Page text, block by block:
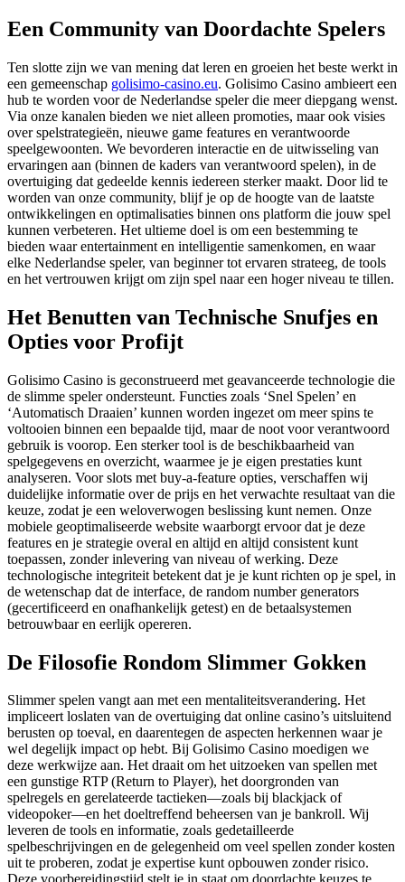
Een Community van Doordachte Spelers
Ten slotte zijn we van mening dat leren en groeien het beste werkt in
een gemeenschap golisimo-casino.eu. Golisimo Casino ambieert een
hub te worden voor de Nederlandse speler die meer diepgang wenst.
Via onze kanalen bieden we niet alleen promoties, maar ook visies
over spelstrategieën, nieuwe game features en verantwoorde
speelgewoonten. We bevorderen interactie en de uitwisseling van
ervaringen aan (binnen de kaders van verantwoord spelen), in de
overtuiging dat gedeelde kennis iedereen sterker maakt. Door lid te
worden van onze community, blijf je op de hoogte van de laatste
ontwikkelingen en optimalisaties binnen ons platform die jouw spel
kunnen verbeteren. Het ultieme doel is om een bestemming te
bieden waar entertainment en intelligentie samenkomen, en waar
elke Nederlandse speler, van beginner tot ervaren strateeg, de tools
en het vertrouwen krijgt om zijn spel naar een hoger niveau te tillen.
Het Benutten van Technische Snufjes en
Opties voor Profijt
Golisimo Casino is geconstrueerd met geavanceerde technologie die
de slimme speler ondersteunt. Functies zoals ‘Snel Spelen’ en
‘Automatisch Draaien’ kunnen worden ingezet om meer spins te
voltooien binnen een bepaalde tijd, maar de noot voor verantwoord
gebruik is voorop. Een sterker tool is de beschikbaarheid van
spelgegevens en overzicht, waarmee je je eigen prestaties kunt
analyseren. Voor slots met buy-a-feature opties, verschaffen wij
duidelijke informatie over de prijs en het verwachte resultaat van die
keuze, zodat je een weloverwogen beslissing kunt nemen. Onze
mobiele geoptimaliseerde website waarborgt ervoor dat je deze
features en je strategie overal en altijd en altijd consistent kunt
toepassen, zonder inlevering van niveau of werking. Deze
technologische integriteit betekent dat je je kunt richten op je spel, in
de wetenschap dat de interface, de random number generators
(gecertificeerd en onafhankelijk getest) en de betaalsystemen
betrouwbaar en eerlijk opereren.
De Filosofie Rondom Slimmer Gokken
Slimmer spelen vangt aan met een mentaliteitsverandering. Het
impliceert loslaten van de overtuiging dat online casino’s uitsluitend
berusten op toeval, en daarentegen de aspecten herkennen waar je
wel degelijk impact op hebt. Bij Golisimo Casino moedigen we
deze werkwijze aan. Het draait om het uitzoeken van spellen met
een gunstige RTP (Return to Player), het doorgronden van
spelregels en gerelateerde tactieken—zoals bij blackjack of
videopoker—en het doeltreffend beheersen van je bankroll. Wij
leveren de tools en informatie, zoals gedetailleerde
spelbeschrijvingen en de gelegenheid om veel spellen zonder kosten
uit te proberen, zodat je expertise kunt opbouwen zonder risico.